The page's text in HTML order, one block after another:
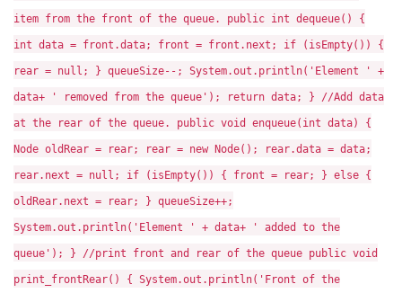
item from the front of the queue. public int dequeue() {
int data = front.data; front = front.next; if (isEmpty()) {
rear = null; } queueSize--; System.out.println('Element ' +
data+ ' removed from the queue'); return data; } //Add data
at the rear of the queue. public void enqueue(int data) {
Node oldRear = rear; rear = new Node(); rear.data = data;
rear.next = null; if (isEmpty()) { front = rear; } else {
oldRear.next = rear; } queueSize++;
System.out.println('Element ' + data+ ' added to the
queue'); } //print front and rear of the queue public void
print_frontRear() { System.out.println('Front of the